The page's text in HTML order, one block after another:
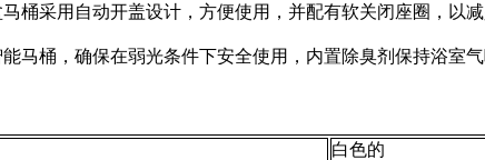
桶采用自动开盖设计，方便使用，并配有软关闭座圈，以
马桶，确保在弱光条件下安全使用，内置除臭剂保持浴室
白色的